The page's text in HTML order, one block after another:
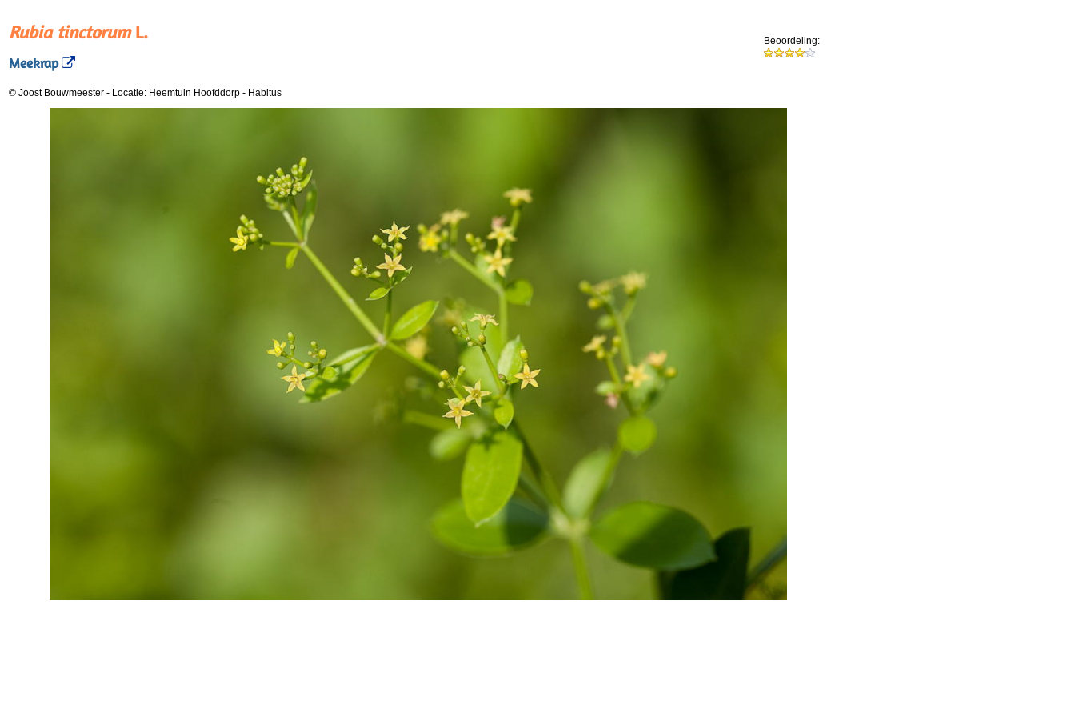
Rubia tinctorumL.
Meekrap
Beoordeling:
© Joost Bouwmeester - Locatie: Heemtuin Hoofddorp - Habitus